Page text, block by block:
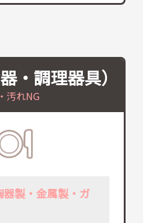
・調理器具）
汚れNG
製・金属製・ガ